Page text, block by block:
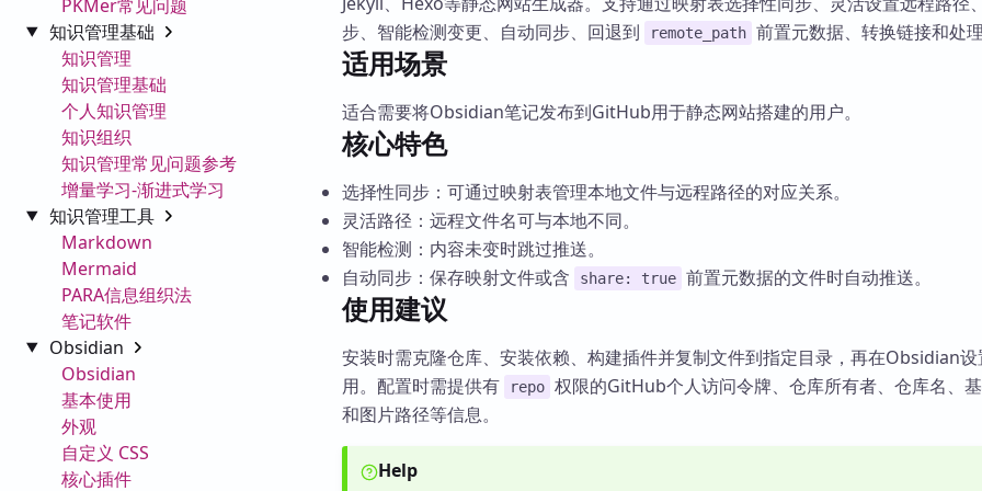
PKMer常见问题
知识管理基础
知识管理
知识管理基础
个人知识管理
知识组织
知识管理常见问题参考
增量学习-渐进式学习
知识管理工具
Markdown
Mermaid
PARA信息组织法
笔记软件
Obsidian
Obsidian
基本使用
外观
自定义 CSS
核心插件
步、智能检测变更、自动同步、回退到
remote_path 前置元数据、转换链接和处理
适用场景
适合需要将Obsidian笔记发布到GitHub用于静态网站搭建的用户。
核心特色
选择性同步：可通过映射表管理本地文件与远程路径的对应关系。
灵活路径：远程文件名可与本地不同。
智能检测：内容未变时跳过推送。
自动同步：保存映射文件或含
share: true 前置元数据的文件时自动推送。
使用建议
安装时需克隆仓库、安装依赖、构建插件并复制文件到指定目录，再在Obsidian设
用。配置时需提供有
repo 权限的GitHub个人访问令牌、仓库所有者、仓库名、
和图片路径等信息。
Help